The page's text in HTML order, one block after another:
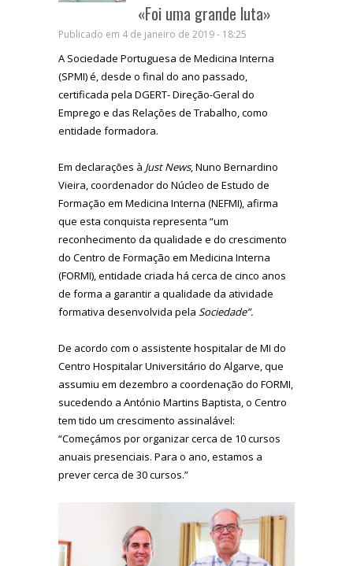
«Foi uma grande luta»
Publicado em 4 de janeiro de 2019 - 18:25
A Sociedade Portuguesa de Medicina Interna
(SPMI) é, desde o final do ano passado,
certificada pela DGERT- Direção-Geral do
Emprego e das Relações de Trabalho, como
entidade formadora.
Em declarações à Just News, Nuno Bernardino
Vieira, coordenador do Núcleo de Estudo de
Formação em Medicina Interna (NEFMI), afirma
que esta conquista representa “um
reconhecimento da qualidade e do crescimento
do Centro de Formação em Medicina Interna
(FORMI), entidade criada há cerca de cinco anos
de forma a garantir a qualidade da atividade
formativa desenvolvida pela Sociedade”.
De acordo com o assistente hospitalar de MI do
Centro Hospitalar Universitário do Algarve, que
assumiu em dezembro a coordenação do FORMI,
sucedendo a António Martins Baptista, o Centro
tem tido um crescimento assinalável:
“Começámos por organizar cerca de 10 cursos
anuais presenciais. Para o ano, estamos a
prever cerca de 30 cursos.”